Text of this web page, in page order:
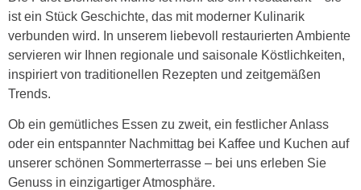
ist ein Stück Geschichte, das mit moderner Kulinarik
verbunden wird. In unserem liebevoll restaurierten Ambiente
servieren wir Ihnen regionale und saisonale Köstlichkeiten,
inspiriert von traditionellen Rezepten und zeitgemäßen
Trends.
Ob ein gemütliches Essen zu zweit, ein festlicher Anlass
oder ein entspannter Nachmittag bei Kaffee und Kuchen auf
unserer schönen Sommerterrasse – bei uns erleben Sie
Genuss in einzigartiger Atmosphäre.